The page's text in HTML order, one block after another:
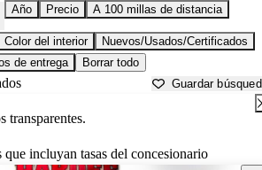
Año Precio A 100 millas de distancia
Color del interior
Nuevos/Usados/Certificados
de entrega
Borrar todo
Guardar
transparentes.
incluyan tasas del concesionario